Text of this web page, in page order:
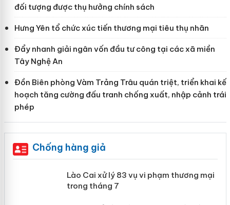
đối tượng được thụ hưởng chính sách
Hưng Yên tổ chức xúc tiến thương mại tiêu thụ nhãn
Đẩy nhanh giải ngân vốn đầu tư công tại các xã miền
Tây Nghệ An
Đồn Biên phòng Vàm Trảng Trâu quán triệt, triển khai kế
hoạch tăng cường đấu tranh chống xuất, nhập cảnh trái
phép
Chống hàng giả
Lào Cai xử lý 83 vụ vi phạm thương
mại trong tháng 7